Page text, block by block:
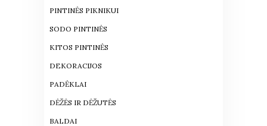
PINTINĖS PIKNIKUI
SODO PINTINĖS
KITOS PINTINĖS
DEKORACIJOS
PADĖKLAI
DĖŽĖS IR DĖŽUTĖS
BALDAI